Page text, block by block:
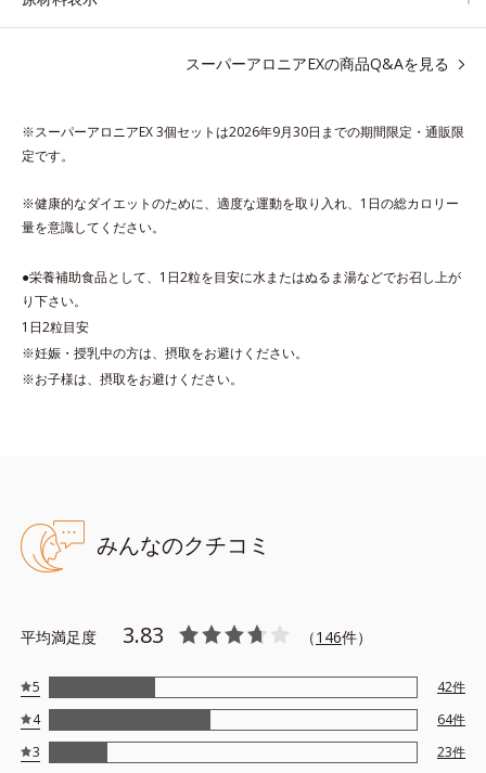
て重宝されてきたブラックジンジャー、ケイヒも配合しました。
大人のやる気を燃やし、年齢ダイエットを熱く応援します。
（2粒当り）。
スーパーアロニアEXの商品Q&Aを見る
※スーパーアロニアEX 3個セットは2026年9月30日までの期間限定・通販限
定です。
※健康的なダイエットのために、適度な運動を取り入れ、1日の総カロリー
量を意識してください。
●栄養補助食品として、1日2粒を目安に水またはぬるま湯などでお召し上が
り下さい。
1日2粒目安
※妊娠・授乳中の方は、摂取をお避けください。
※お子様は、摂取をお避けください。
みんなのクチコミ
平均満足度 3.83 （146件）
5 42件
4
64件
3
23件